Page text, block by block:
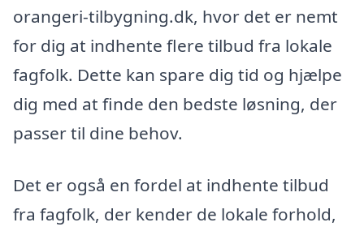
orangeri-tilbygning.dk, hvor det er nemt
for dig at indhente flere tilbud fra lokale
fagfolk. Dette kan spare dig tid og hjælpe
dig med at finde den bedste løsning, der
passer til dine behov.
Det er også en fordel at indhente tilbud
fra fagfolk, der kender de lokale forhold,